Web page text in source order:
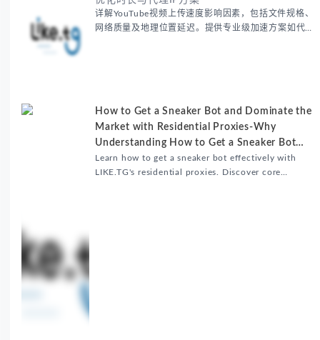
详解YouTube视频上传速度影响因素，包括文件规格、
网络质量及地理位置延迟。提供专业级加速方案如代理
How to Get a Sneaker Bot and Dominate the
Market with Residential Proxies-Why
Understanding How to Get a Sneaker Bot
Matters
Learn how to get a sneaker bot effectively with
LIKE.TG's residential proxies. Discover core